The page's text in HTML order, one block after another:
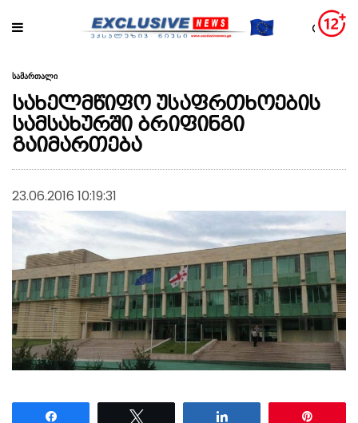
სამართალი
სახელმწიფო უსაფრთხოების
სამსახურში ბრიფინგი
გაიმართება
23.06.2016 10:19:31